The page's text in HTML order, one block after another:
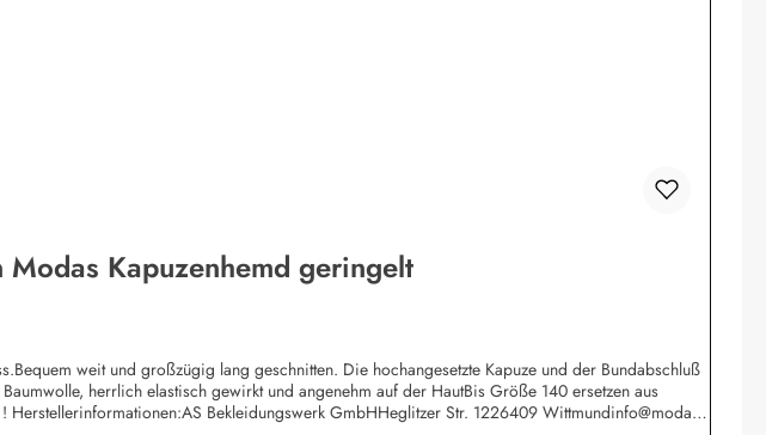
Kapuzenhemd geringelt
weit und großzügig lang geschnitten. Die hochangesetzte Kapuze und der Bundabschluß
herrlich elastisch gewirkt und angenehm auf der HautBis Größe 140 ersetzen aus
Bekleidungswerk GmbHHeglitzer Str. 1226409 Wittmundinfo@modas-